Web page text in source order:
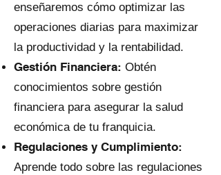
enseñaremos cómo optimizar las
operaciones diarias para maximizar
la productividad y la rentabilidad.
Gestión Financiera: Obtén
conocimientos sobre gestión
financiera para asegurar la salud
económica de tu franquicia.
Regulaciones y Cumplimiento:
Aprende todo sobre las regulaciones